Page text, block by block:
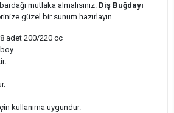
mutlaka almalısınız. Diş Buğdayı
güzel bir sunum hazırlayın.
adet 200/220 cc
kullanıma uygundur.